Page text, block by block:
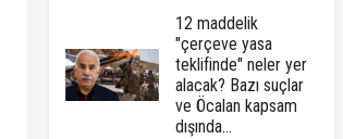
12 maddelik
"çerçeve yasa
teklifinde" neler yer
alacak? Bazı suçlar
ve Öcalan kapsam
dışında…